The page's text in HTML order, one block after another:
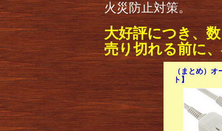
火災防止対策。
大好評につき、
売り切れる前に
（まとめ）
ト】